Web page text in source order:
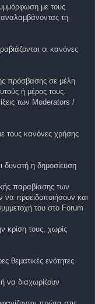
με τους
τη
οι κανόνες
πρόσβασης σε μέλη
ή μέρος τους.
των Moderators /
τους κανόνες χρήσης
δυνατή η δημοσίευση
παραβίασης των
προειδοποιήσουν και
του στο Forum
κρίση τους, χωρίς
θεματικές ενότητες
να διαχωρίζουν